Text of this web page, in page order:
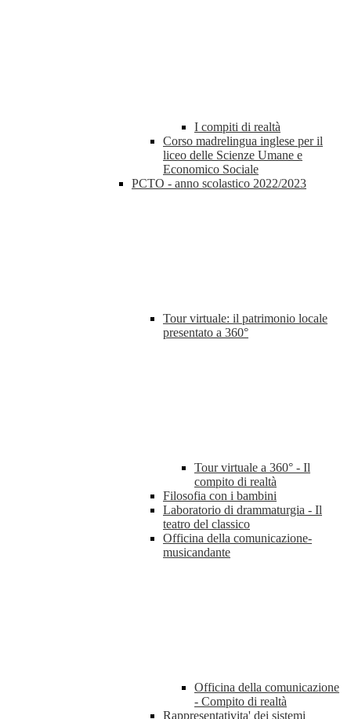
I compiti di realtà
Corso madrelingua inglese per il
liceo delle Scienze Umane e
Economico Sociale
PCTO - anno scolastico 2022/2023
Tour virtuale: il patrimonio locale
presentato a 360°
Tour virtuale a 360° - Il
compito di realtà
Filosofia con i bambini
Laboratorio di drammaturgia - Il
teatro del classico
Officina della comunicazione-
musicandante
Officina della comunicazione
- Compito di realtà
Rappresentativita' dei sistemi